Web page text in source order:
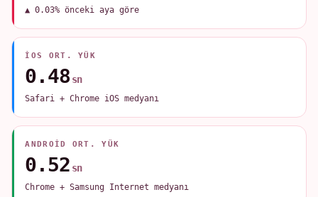
▲ 0.03% önceki aya göre
IOS ORT. YÜK
0.48 sn
Safari + Chrome iOS medyanı
ANDROID ORT. YÜK
0.52 sn
Chrome + Samsung Internet medyanı